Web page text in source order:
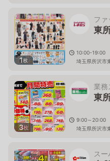
1枚
ファ
東
10:00-19:00
埼玉県所沢市
3枚
業務
東
9:00～20:00
埼玉県所沢市
スー